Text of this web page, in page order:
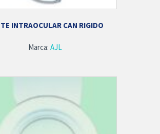
INTRAOCULAR CAN RIGIDO
Marca: AJL